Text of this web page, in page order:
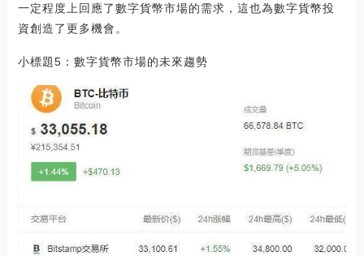
一定程度上回應了數字貨幣市場的需求，這也為數字貨幣投
資創造了更多機會。
小標題5：數字貨幣市場的未來趨勢